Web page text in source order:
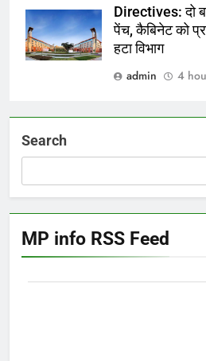
Directives: दो
पेंच, कैबिनेट को
हटा विभाग
admin
4
Search
MP info RSS Feed